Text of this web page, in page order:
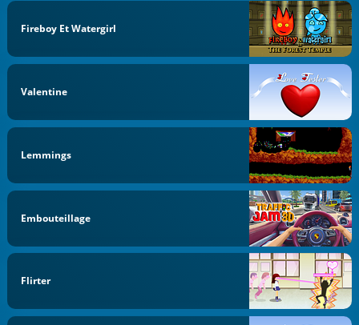
Fireboy Et Watergirl
Valentine
Lemmings
Embouteillage
Flirter